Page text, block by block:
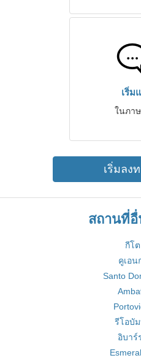
เริ่ม
ในภา
เริ่มลง
สถานที่อื่
กีโต
คูเอน
Santo
รีโอบั
อิบาร์